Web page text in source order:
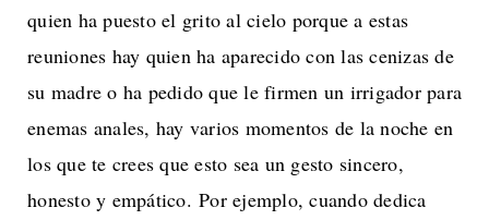
quien ha puesto el grito al cielo porque a estas
reuniones hay quien ha aparecido con las cenizas de
su madre o ha pedido que le firmen un irrigador para
enemas anales, hay varios momentos de la noche en
los que te crees que esto sea un gesto sincero,
honesto y empático. Por ejemplo, cuando dedica